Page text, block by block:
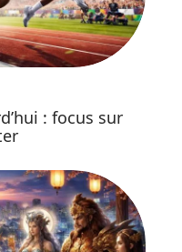
: focus sur